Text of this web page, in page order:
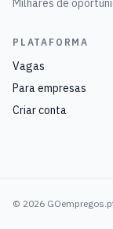
Milhares de
PLATAFORMA
Vagas
Para empresas
Criar conta
© 2026